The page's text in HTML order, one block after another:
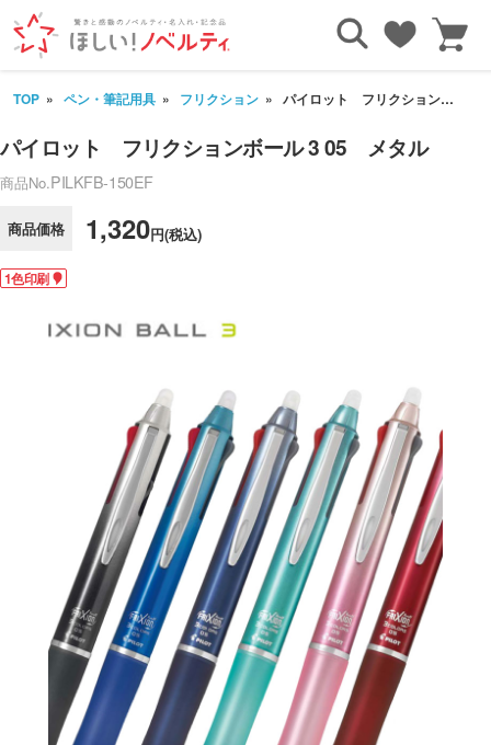
TOP ペン・筆記用具 フリクション パイロット フリクションボール 3 05 メタル
パイロット フリクションボール 3 05 メタル
商品No.PILKFB-150EF
商品価格 1,320円(税込)
1色印刷